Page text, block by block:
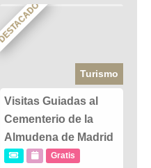
DESTACADO
Turismo
Visitas Guiadas al
Cementerio de la
Almudena de Madrid
Gratis